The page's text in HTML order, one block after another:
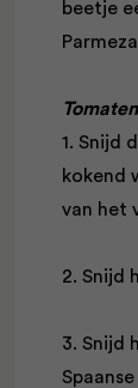
beetje
1. Snijd
kokend
van het
2. Snijd
3. Snijd